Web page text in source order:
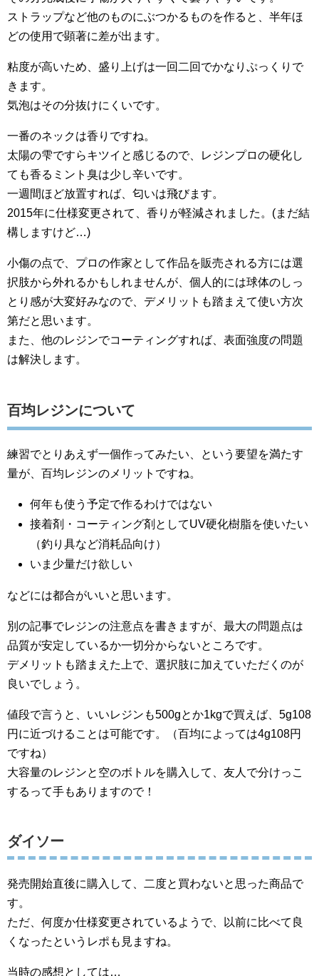
ストラップなど他のものにぶつかるものを作ると、半年ほ
どの使用で顕著に差が出ます。
粘度が高いため、盛り上げは一回二回でかなりぷっくりで
きます。
気泡はその分抜けにくいです。
一番のネックは香りですね。
太陽の雫ですらキツイと感じるので、レジンプロの硬化し
ても香るミント臭は少し辛いです。
一週間ほど放置すれば、匂いは飛びます。
2015年に仕様変更されて、香りが軽減されました。(まだ結
構しますけど…)
小傷の点で、プロの作家として作品を販売される方には選
択肢から外れるかもしれませんが、個人的には球体のしっ
とり感が大変好みなので、デメリットも踏まえて使い方次
第だと思います。
また、他のレジンでコーティングすれば、表面強度の問題
は解決します。
百均レジンについて
練習でとりあえず一個作ってみたい、という要望を満たす
量が、百均レジンのメリットですね。
何年も使う予定で作るわけではない
接着剤・コーティング剤としてUV硬化樹脂を使いたい
（釣り具など消耗品向け）
いま少量だけ欲しい
などには都合がいいと思います。
別の記事でレジンの注意点を書きますが、最大の問題点は
品質が安定しているか一切分からないところです。
デメリットも踏まえた上で、選択肢に加えていただくのが
良いでしょう。
値段で言うと、いいレジンも500gとか1kgで買えば、5g108
円に近づけることは可能です。（百均によっては4g108円
ですね）
大容量のレジンと空のボトルを購入して、友人で分けっこ
するって手もありますので！
ダイソー
発売開始直後に購入して、二度と買わないと思った商品で
す。
ただ、何度か仕様変更されているようで、以前に比べて良
くなったというレポも見ますね。
当時の感想としては…